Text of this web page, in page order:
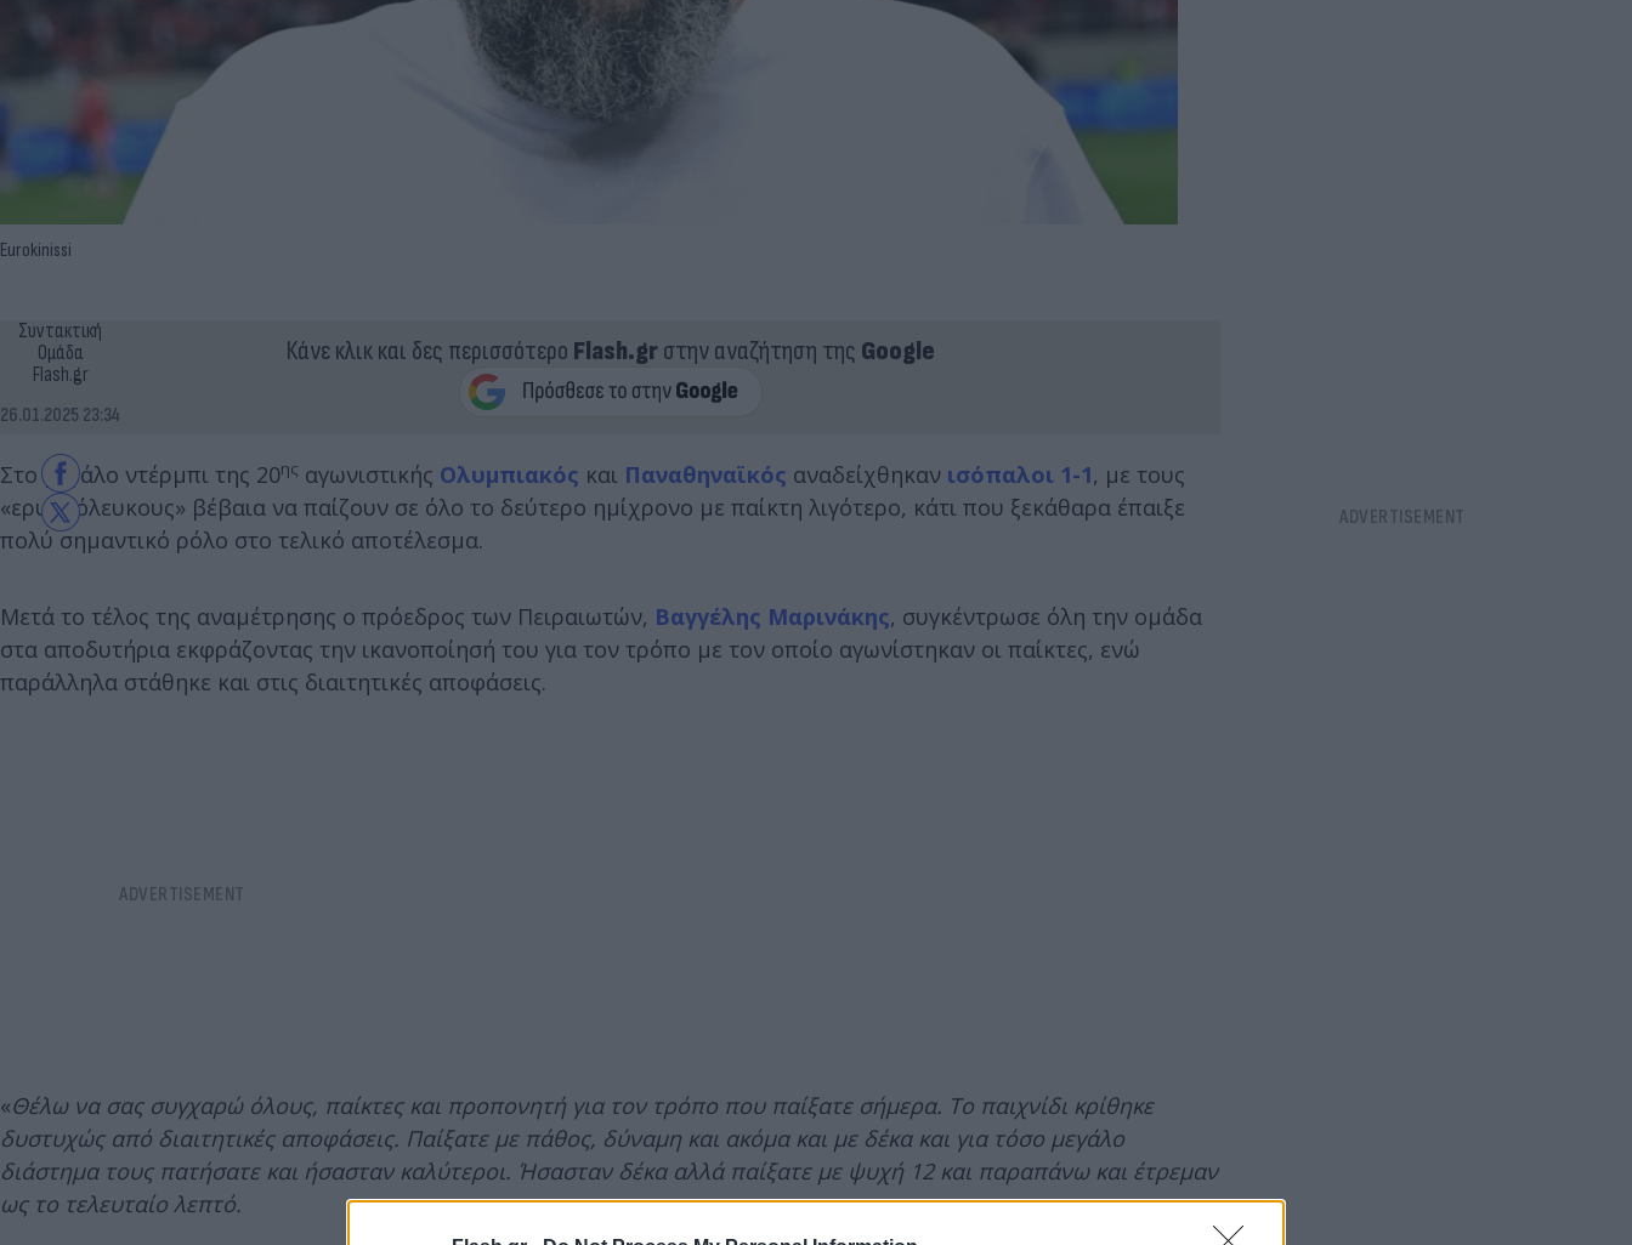
Eurokinissi
Συντακτική
Ομάδα
Flash.gr
26.01.2025 23:34
Κάνε κλικ και δες περισσότερο Flash.grστην αναζήτηση της Google
Στο μεγάλο ντέρμπι της 20ης αγωνιστικής Ολυμπιακός και Παναθηναϊκός αναδείχθηκαν ισόπαλοι 1-1, με τους
«ερυθρόλευκους» βέβαια να παίζουν σε όλο το δεύτερο ημίχρονο με παίκτη λιγότερο, κάτι που ξεκάθαρα έπαιξε
πολύ σημαντικό ρόλο στο τελικό αποτέλεσμα.
Μετά το τέλος της αναμέτρησης ο πρόεδρος των Πειραιωτών, Βαγγέλης Μαρινάκης, συγκέντρωσε όλη την ομάδα
στα αποδυτήρια εκφράζοντας την ικανοποίησή του για τον τρόπο με τον οποίο αγωνίστηκαν οι παίκτες, ενώ
παράλληλα στάθηκε και στις διαιτητικές αποφάσεις.
«Θέλω να σας συγχαρώ όλους, παίκτες και προπονητή για τον τρόπο που παίξατε σήμερα. Το παιχνίδι κρίθηκε
δυστυχώς από διαιτητικές αποφάσεις. Παίξατε με πάθος, δύναμη και ακόμα και με δέκα και για τόσο μεγάλο
διάστημα τους πατήσατε και ήσασταν καλύτεροι. Ήσασταν δέκα αλλά παίξατε με ψυχή 12 και παραπάνω και έτρεμαν
ως το τελευταίο λεπτό.